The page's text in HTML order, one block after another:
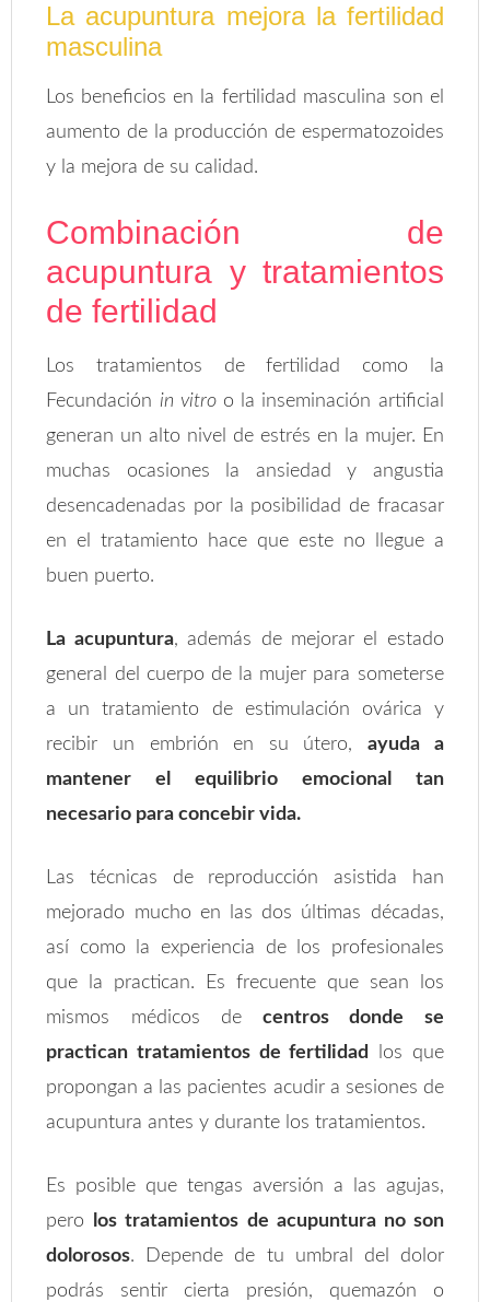
La acupuntura mejora la fertilidad
masculina
Los beneficios en la fertilidad masculina son el
aumento de la producción de espermatozoides
y la mejora de su calidad.
Combinación de
acupuntura y tratamientos
de fertilidad
Los tratamientos de fertilidad como la
Fecundación in vitroo la inseminación artificial
generan un alto nivel de estrés en la mujer. En
muchas ocasiones la ansiedad y angustia
desencadenadas por la posibilidad de fracasar
en el tratamiento hace que este no llegue a
buen puerto.
La acupuntura, además de mejorar el estado
general del cuerpo de la mujer para someterse
a un tratamiento de estimulación ovárica y
recibir un embrión en su útero,ayuda a
mantener el equilibrio emocional tan
necesario para concebir vida.
Las técnicas de reproducción asistida han
mejorado mucho en las dos últimas décadas,
así como la experiencia de los profesionales
que la practican. Es frecuente que sean los
mismos médicos decentros donde se
practican tratamientos de fertilidad
los que
propongan a las pacientes acudir a sesiones de
acupuntura antes y durante los tratamientos.
Es posible que tengas aversión a las agujas,
pero
los tratamientos de acupuntura no son
dolorosos. Depende de tu umbral del dolor
podrás sentir cierta presión, quemazón o